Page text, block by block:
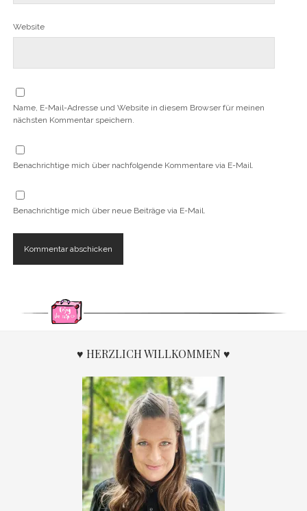
Website
Name, E-Mail-Adresse und Website in diesem Browser für meinen
nächsten Kommentar speichern.
Benachrichtige mich über nachfolgende Kommentare via E-Mail.
Benachrichtige mich über neue Beiträge via E-Mail.
♥ HERZLICH WILLKOMMEN ♥